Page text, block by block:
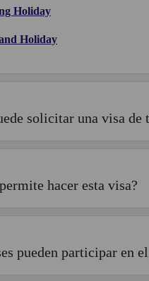
Holiday
Holiday
solicitar una visa de
hacer esta visa?
pueden participar en